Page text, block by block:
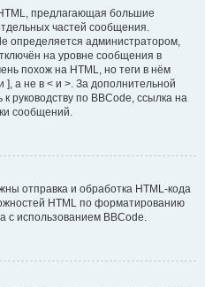
предлагающая большие
частей сообщения.
определяется администратором,
на уровне сообщения в
похож на HTML, но теги в нём
], а не в < и >. За дополнительной
руководству по BBCode, ссылка на
сообщений.
отправка и обработка HTML-кода
HTML по форматированию
с использованием BBCode.